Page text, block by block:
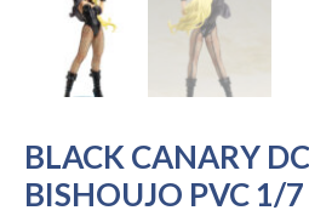
BLACK CANARY
BISHOUJO PVC 1/